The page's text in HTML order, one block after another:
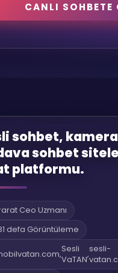
CANLI SOHBETE
sohbet,
sohbet
platformu.
Ceo Uzmanı
defa Görüntüleme
,
Sesli
VaTAN
,
sesli-